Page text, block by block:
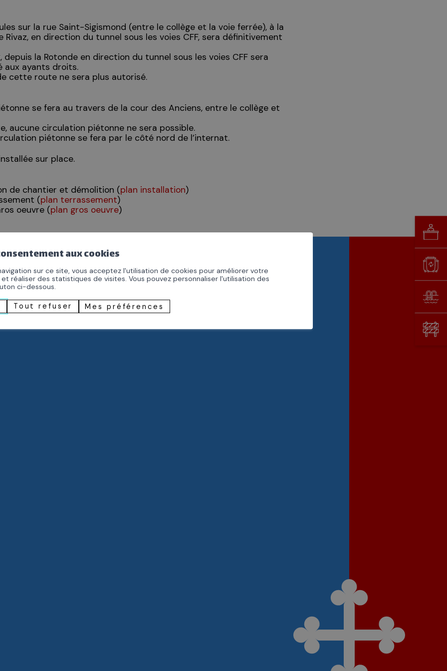
sur la rue Saint-Sigismond (entre le collège et la voie ferrée), à la
en direction du tunnel sous les voies CFF, sera définitivement
la Rotonde en direction du tunnel sous les voies CFF sera
aux ayants droits.
cette route ne sera plus autorisé.
se fera au travers de la cour des Anciens, entre le collège et
aucune circulation piétonne ne sera possible.
piétonne se fera par le côté nord de l’internat.
sur place.
de chantier et démolition (plan installation)
(plan terrassement)
oeuvre (plan gros oeuvre)
emploicontactmédias
aux cookies
sur ce site, vous acceptez l'utilisation de cookies pour améliorer votre
réaliser des statistiques de visites. Vous pouvez personnaliser l'utilisation des
ci-dessous.
Tout refuser Mes préférences